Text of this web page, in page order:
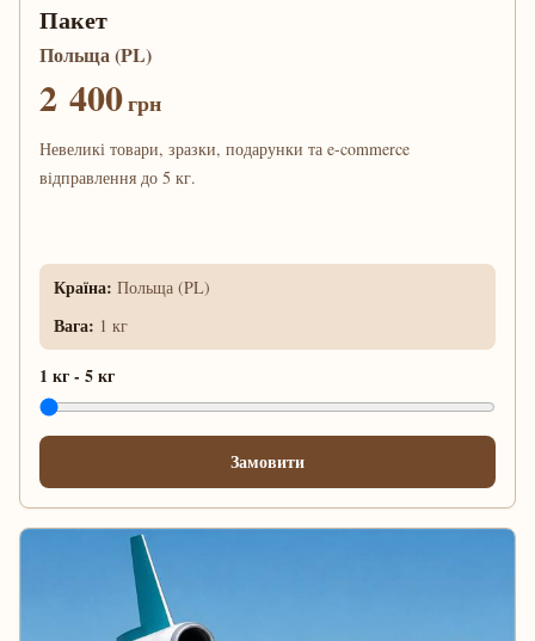
Пакет
Польща (PL)
2 400грн
Невеликі товари, зразки, подарунки та e-commerce
відправлення до 5 кг.
Країна: Польща (PL)
Вага: 1 кг
1 кг- 5 кг
Замовити